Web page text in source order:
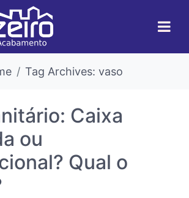
Tag Archives: vaso
Caixa
ou
Qual o